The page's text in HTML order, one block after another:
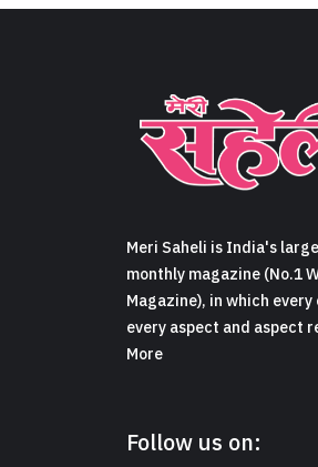
Meri Saheli is India's
monthly magazine (No.1
Magazine), in which
every aspect and aspect
More
Follow us on: